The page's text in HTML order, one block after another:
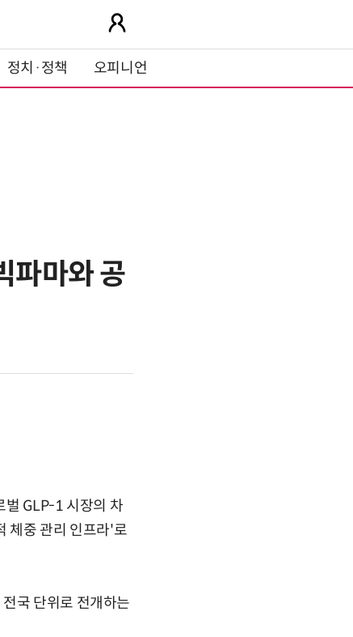
정치·정책 오피니언
파마와 공
벌 GLP-1 시장의 차
체중 관리 인프라'로
국 단위로 전개하는